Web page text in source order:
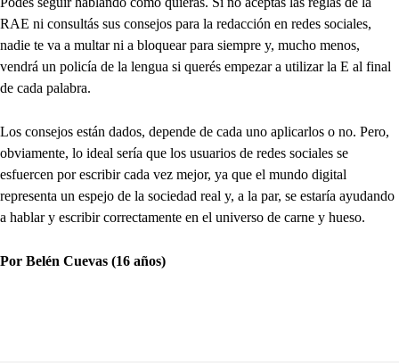
RAE ni consultás sus consejos para la redacción en redes sociales,
nadie te va a multar ni a bloquear para siempre y, mucho menos,
vendrá un policía de la lengua si querés empezar a utilizar la E al final
de cada palabra.
Los consejos están dados, depende de cada uno aplicarlos o no. Pero,
obviamente, lo ideal sería que los usuarios de redes sociales se
esfuercen por escribir cada vez mejor, ya que el mundo digital
representa un espejo de la sociedad real y, a la par, se estaría ayudando
a hablar y escribir correctamente en el universo de carne y hueso.
Por Belén Cuevas (16 años)